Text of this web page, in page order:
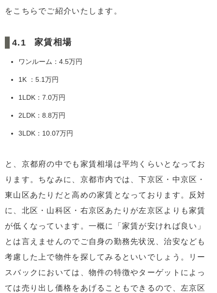
をこちらでご紹介いたします。
家賃相場
ワンルーム：4.5万円
1K ：5.1万円
1LDK：7.0万円
2LDK：8.8万円
3LDK：10.07万円
と、京都府の中でも家賃相場は平均くらいとなってお
ります。ちなみに、京都市内では、下京区・中京区・
東山区あたりだと高めの家賃となっております。反対
に、北区・山科区・右京区あたりが左京区よりも家賃
が低くなっています。一概に「家賃が安ければ良い」
とは言えませんのでご自身の勤務先状況、治安なども
考慮した上で物件を探してみるといいでしょう。リー
スバックにおいては、物件の特徴やターゲットによっ
ては売り出し価格をあげることもできるので、左京区